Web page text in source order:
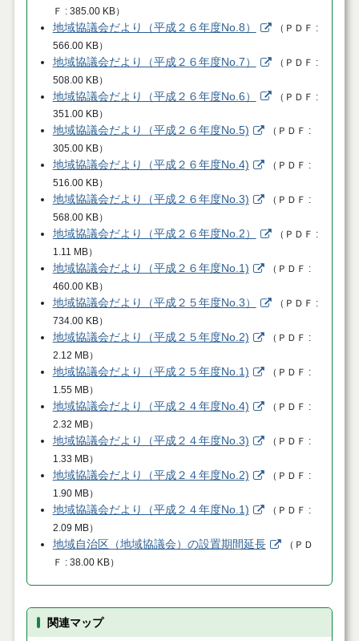
Ｆ
385.00 KB）
地域協議会だより（平成２６年度No.8） （ ＰＤＦ
566.00 KB）
地域協議会だより（平成２６年度No.7） （ ＰＤＦ
508.00 KB）
地域協議会だより（平成２６年度No.6） （ ＰＤＦ
351.00 KB）
地域協議会だより（平成２６年度No.5) （ ＰＤＦ
305.00 KB）
地域協議会だより（平成２６年度No.4) （ ＰＤＦ
516.00 KB）
地域協議会だより（平成２６年度No.3) （ ＰＤＦ
568.00 KB）
地域協議会だより（平成２６年度No.2） （ ＰＤＦ
1.11 MB）
地域協議会だより（平成２６年度No.1) （ ＰＤＦ
460.00 KB）
地域協議会だより（平成２５年度No.3） （ ＰＤＦ
734.00 KB）
地域協議会だより（平成２５年度No.2) （ ＰＤＦ
2.12 MB）
地域協議会だより（平成２５年度No.1) （ ＰＤＦ
1.55 MB）
地域協議会だより（平成２４年度No.4) （ ＰＤＦ
2.32 MB）
地域協議会だより（平成２４年度No.3) （ ＰＤＦ
1.33 MB）
地域協議会だより（平成２４年度No.2) （ ＰＤＦ
1.90 MB）
地域協議会だより（平成２４年度No.1) （ ＰＤＦ
2.09 MB）
地域自治区（地域協議会）の設置期間延長 （ ＰＤ
Ｆ
38.00 KB）
関連マップ